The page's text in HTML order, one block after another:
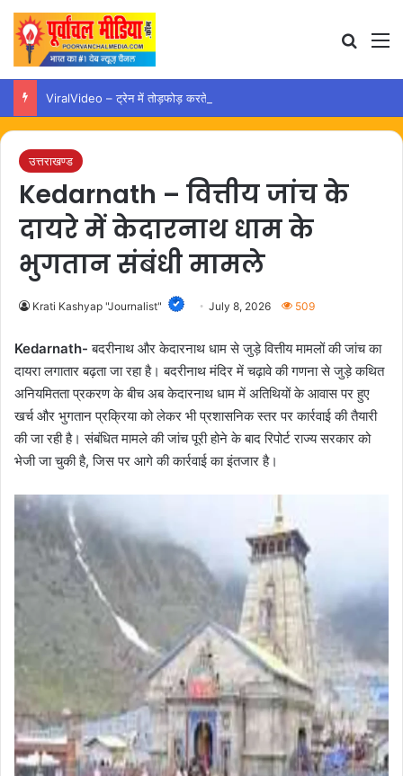
उत्तराखण्ड
Kedarnath – वित्तीय जांच के
दायरे में केदारनाथ धाम के
भुगतान संबंधी मामले
Krati Kashyap "Journalist" July 8, 2026 509
Kedarnath- बदरीनाथ और केदारनाथ धाम से जुड़े वित्तीय मामलों की जांच का
दायरा लगातार बढ़ता जा रहा है। बदरीनाथ मंदिर में चढ़ावे की गणना से जुड़े कथित
अनियमितता प्रकरण के बीच अब केदारनाथ धाम में अतिथियों के आवास पर हुए
खर्च और भुगतान प्रक्रिया को लेकर भी प्रशासनिक स्तर पर कार्रवाई की तैयारी
की जा रही है। संबंधित मामले की जांच पूरी होने के बाद रिपोर्ट राज्य सरकार को
भेजी जा चुकी है, जिस पर आगे की कार्रवाई का इंतजार है।